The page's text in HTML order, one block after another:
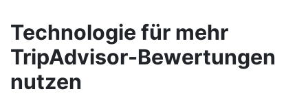
Technologie für mehr
TripAdvisor-Bewertungen
nutzen